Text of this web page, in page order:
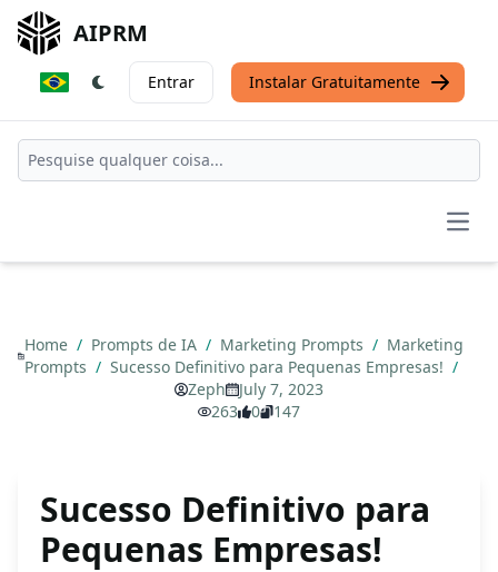
AIPRM
Entrar Instalar Gratuitamente
Home / Prompts de IA / Marketing Prompts / Marketing
Prompts / Sucesso Definitivo para Pequenas Empresas! /
Zeph
July 7, 2023
263
0 147
Sucesso Definitivo para
Pequenas Empresas!